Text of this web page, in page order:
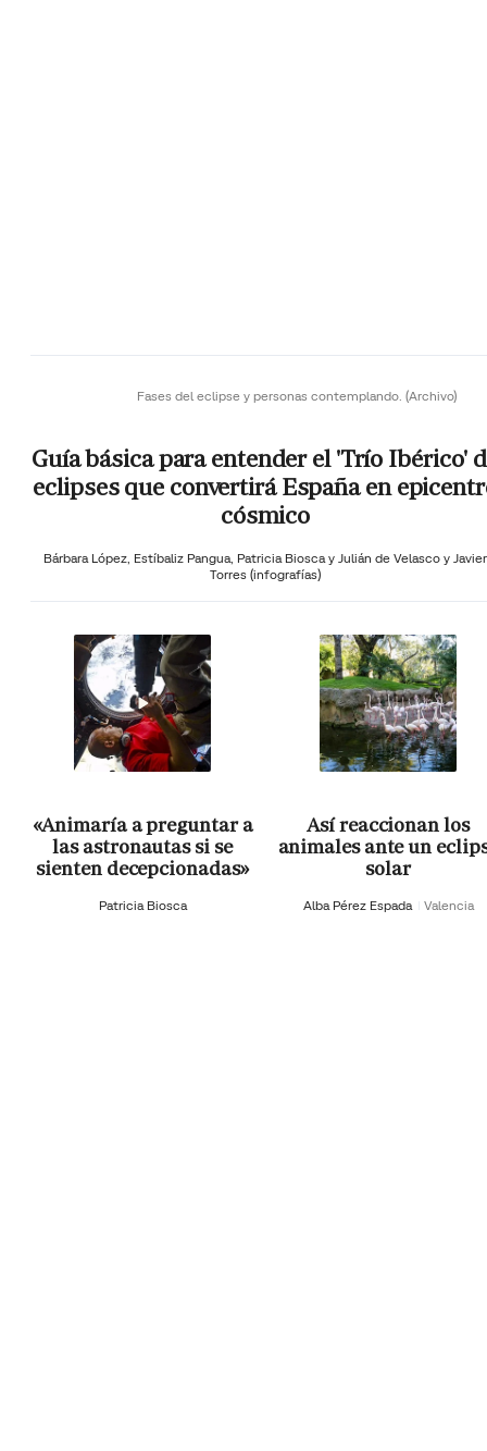
Fases del eclipse y personas contemplando. (Archivo)
Guía básica para entender el 'Trío Ibérico'
eclipses que convertirá España en
cósmico
Bárbara López, Estíbaliz Pangua, Patricia Biosca y Julián de Velasco y Javier
Torres (infografías)
«Animaría a preguntar a
las astronautas si se
sienten decepcionadas»
Patricia Biosca
Así reaccionan los
animales ante un
solar
Alba Pérez Espada Valencia